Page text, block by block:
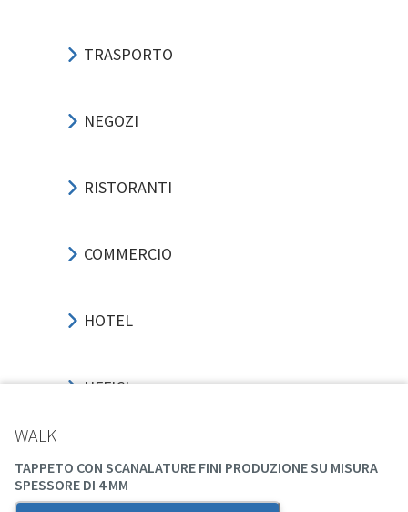
WALK
TAPPETO CON SCANALATURE FINI PRODUZIONE SU MISURA
SPESSORE DI 4 MM
TRASPORTO
NEGOZI
RISTORANTI
COMMERCIO
HOTEL
UFFICI